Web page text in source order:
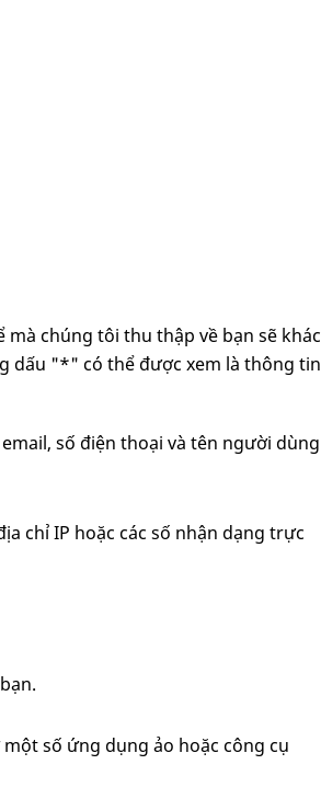
chúng tôi thu thập về bạn sẽ khác
dấu "*" có thể được xem là thông tin
số điện thoại và tên người dùng
chỉ IP hoặc các số nhận dạng trực
số ứng dụng ảo hoặc công cụ